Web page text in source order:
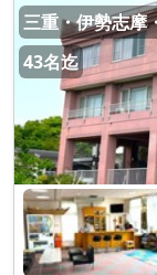
三重・伊勢志摩
43名迄